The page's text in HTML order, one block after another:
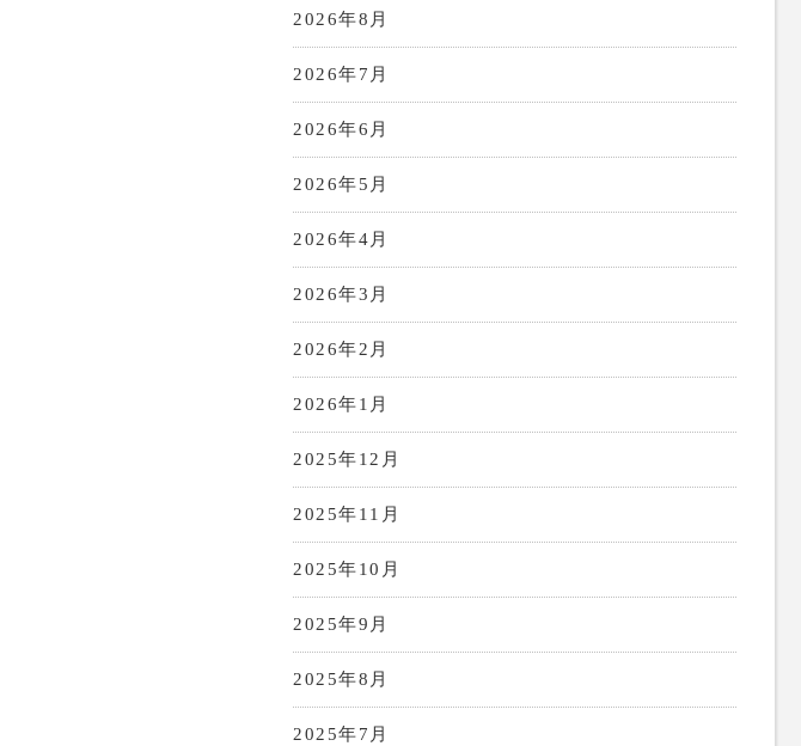
2026年8月
2026年7月
2026年6月
2026年5月
2026年4月
2026年3月
2026年2月
2026年1月
2025年12月
2025年11月
2025年10月
2025年9月
2025年8月
2025年7月